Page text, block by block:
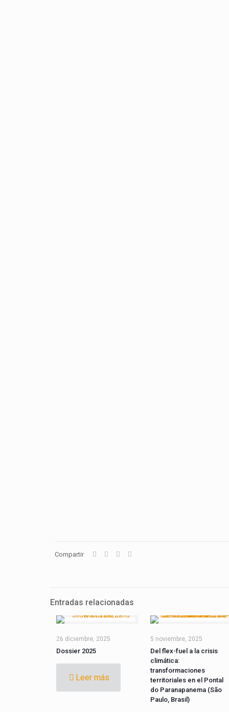
Compartir
Entradas relacionadas
26 diciembre, 2025
Dossier 2025
Leer más
5 noviembre, 2025
Del flex-fuel a la crisis
climática:
transformaciones
territoriales en el Pontal
do Paranapanema (São
Paulo, Brasil)